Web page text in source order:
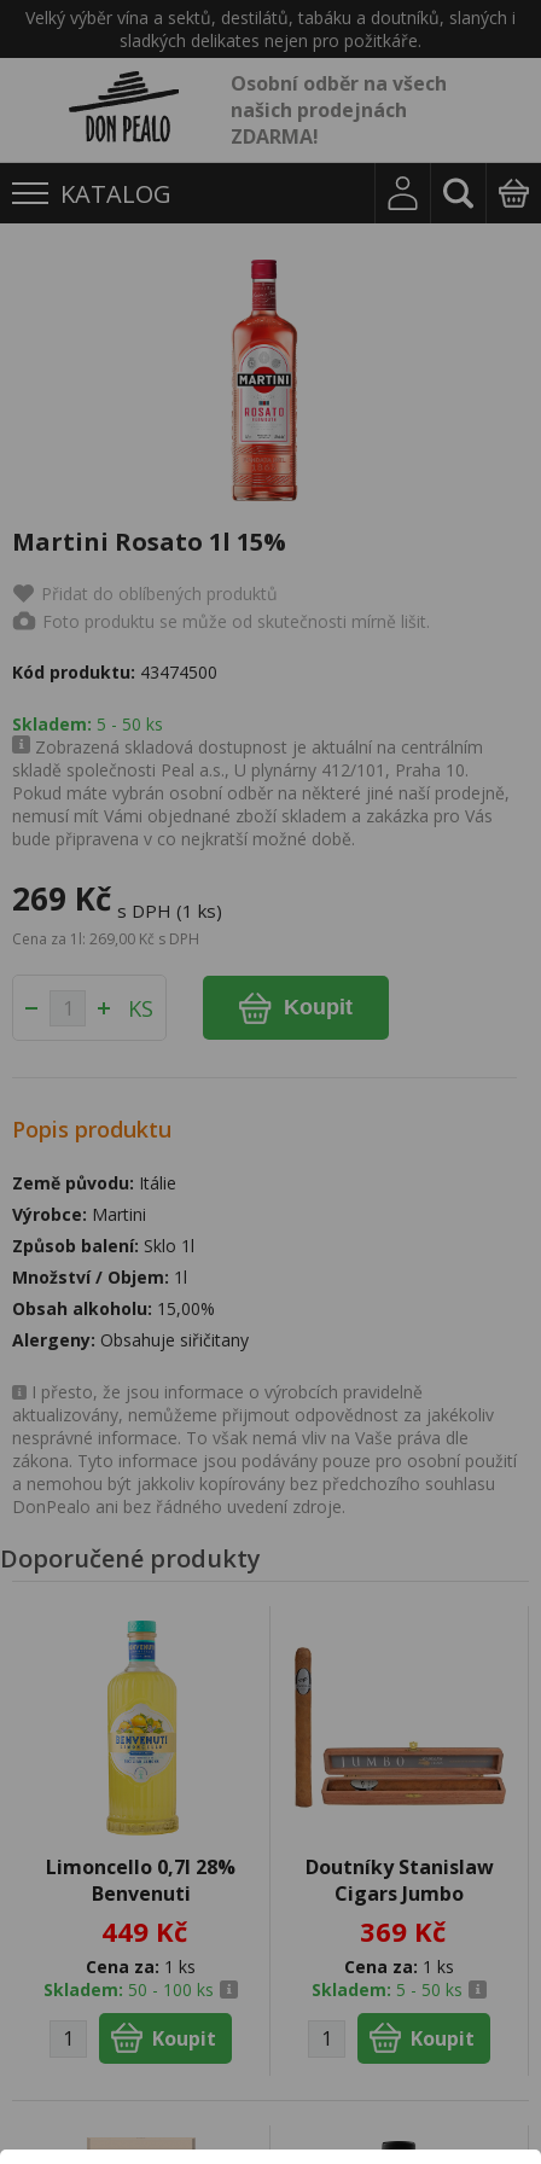
Velký výběr vína a sektů, destilátů, tabáku a doutníků, slaných i
sladkých delikates nejen pro požitkáře.
Osobní odběr na všech
našich prodejnách
ZDARMA!
KATALOG
Martini Rosato 1l 15%
Přidat do oblíbených produktů
Foto produktu se může od skutečnosti mírně lišit.
Kód produktu: 43474500
Skladem: 5 - 50 ks
Zobrazená skladová dostupnost je aktuální na centrálním
skladě společnosti Peal a.s., U plynárny 412/101, Praha 10.
Pokud máte vybrán osobní odběr na některé jiné naší prodejně,
nemusí mít Vámi objednané zboží skladem a zakázka pro Vás
bude připravena v co nejkratší možné době.
269 Kč s DPH (1 ks)
Cena za 1l: 269,00 Kč s DPH
KS Koupit
Popis produktu
Země původu: Itálie
Výrobce: Martini
Způsob balení: Sklo 1l
Množství / Objem: 1l
Obsah alkoholu: 15,00%
Alergeny: Obsahuje siřičitany
I přesto, že jsou informace o výrobcích pravidelně
aktualizovány, nemůžeme přijmout odpovědnost za jakékoliv
nesprávné informace. To však nemá vliv na Vaše práva dle
zákona. Tyto informace jsou podávány pouze pro osobní použití
a nemohou být jakkoliv kopírovány bez předchozího souhlasu
DonPealo ani bez řádného uvedení zdroje.
Doporučené produkty
Limoncello 0,7l 28%
Benvenuti
449 Kč
Cena za: 1 ks
Skladem: 50 - 100 ks
Doutníky Stanislaw
Cigars Jumbo
369 Kč
Cena za: 1 ks
Skladem: 5 - 50 ks